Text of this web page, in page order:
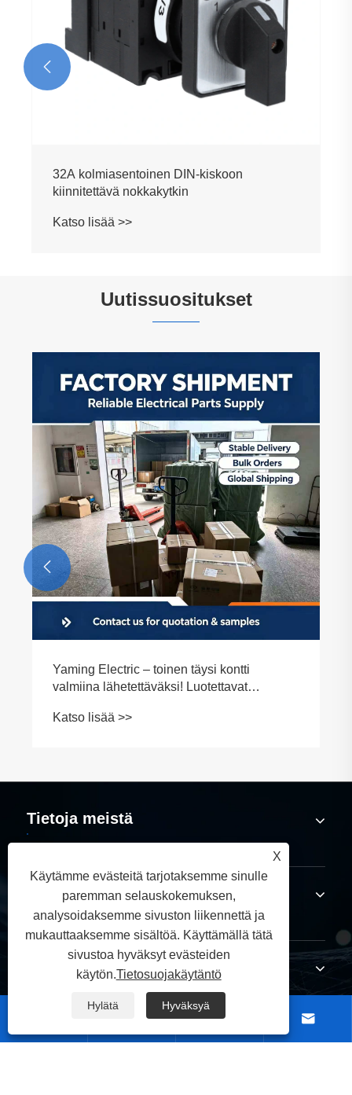
32A kolmiasentoinen DIN-kiskoon
kiinnitettävä nokkakytkin
Katso lisää >>

Uutissuositukset
Yaming Electric – toinen täysi kontti
valmiina lähetettäväksi! Luotettavat
ajallaan
Katso lisää >>

Tietoja meistä
Tuotteet
Ota meihin yhteyttä
SEURAA MEITÄ
 
X
Käytämme evästeitä tarjotaksemme sinulle
paremman selauskokemuksen,
analysoidaksemme sivuston liikennettä ja
mukauttaaksemme sisältöä. Käyttämällä tätä
sivustoa hyväksyt evästeiden
käytön.Tietosuojakäytäntö
Hylätä Hyväksyä